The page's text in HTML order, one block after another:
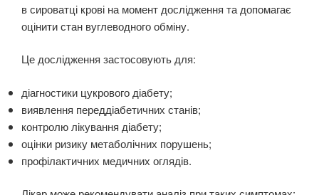
в сироватці крові на момент дослідження та допомагає
оцінити стан вуглеводного обміну.
Це дослідження застосовують для:
діагностики цукрового діабету;
виявлення переддіабетичних станів;
контролю лікування діабету;
оцінки ризику метаболічних порушень;
профілактичних медичних оглядів.